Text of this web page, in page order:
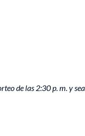
de las 2:30 p. m. y sea